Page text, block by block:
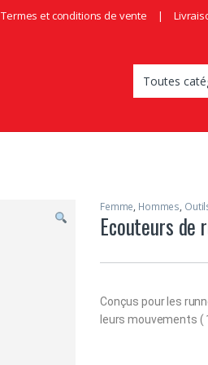
Termes et conditions de vente
Femme, Hommes,
Ecouteurs
Conçus pour les
leurs mouvements (